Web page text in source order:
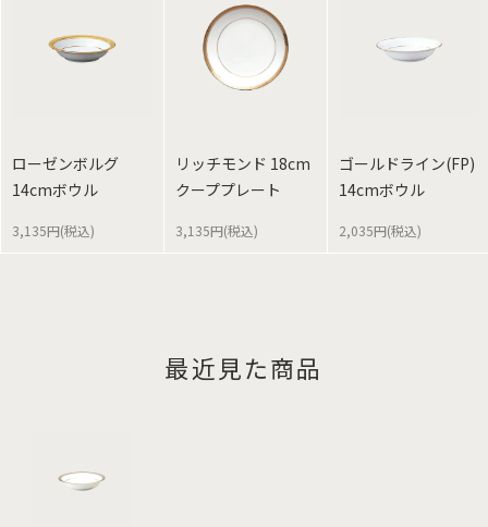
ローゼンボルグ
14cmボウル
3,135円(税込)
リッチモンド 18cm
クーププレート
3,135円(税込)
ゴールドライン(FP)
14cmボウル
2,035円(税込)
最近見た商品